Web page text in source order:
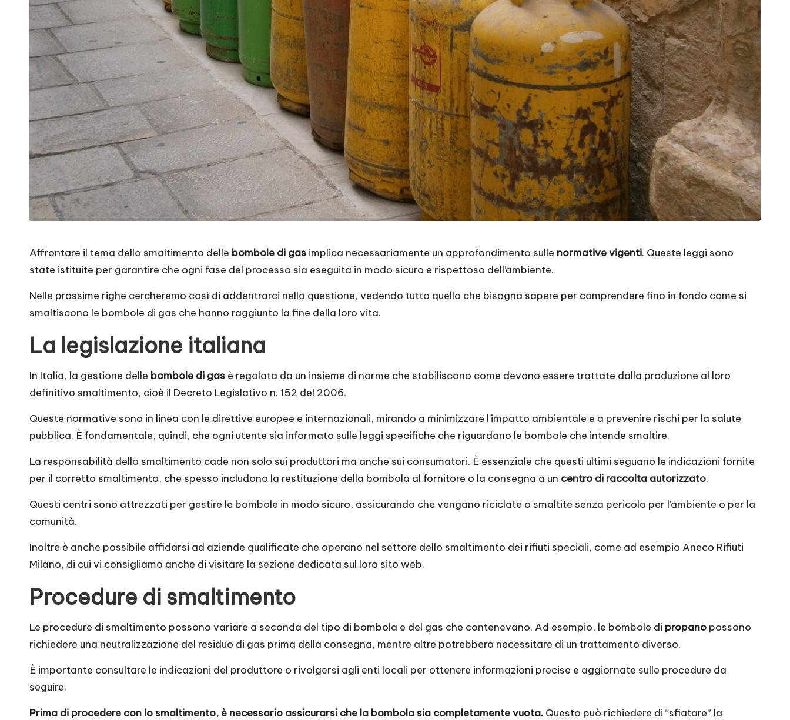
Affrontare il tema dello smaltimento delle bombole di gas implica necessariamente un approfondimento sulle normative vigenti. Queste leggi sono
state istituite per garantire che ogni fase del processo sia eseguita in modo sicuro e rispettoso dell’ambiente.
Nelle prossime righe cercheremo così di addentrarci nella questione, vedendo tutto quello che bisogna sapere per comprendere fino in fondo come si
smaltiscono le bombole di gas che hanno raggiunto la fine della loro vita.
La legislazione italiana
In Italia, la gestione delle bombole di gas è regolata da un insieme di norme che stabiliscono come devono essere trattate dalla produzione al loro
definitivo smaltimento, cioè il Decreto Legislativo n. 152 del 2006.
Queste normative sono in linea con le direttive europee e internazionali, mirando a minimizzare l’impatto ambientale e a prevenire rischi per la salute
pubblica. È fondamentale, quindi, che ogni utente sia informato sulle leggi specifiche che riguardano le bombole che intende smaltire.
La responsabilità dello smaltimento cade non solo sui produttori ma anche sui consumatori. È essenziale che questi ultimi seguano le indicazioni fornite
per il corretto smaltimento, che spesso includono la restituzione della bombola al fornitore o la consegna a un centro di raccolta autorizzato.
Questi centri sono attrezzati per gestire le bombole in modo sicuro, assicurando che vengano riciclate o smaltite senza pericolo per l’ambiente o per la
comunità.
Inoltre è anche possibile affidarsi ad aziende qualificate che operano nel settore dello smaltimento dei rifiuti speciali, come ad esempio Aneco Rifiuti
Milano, di cui vi consigliamo anche di visitare la sezione dedicata sul loro sito web.
Procedure di smaltimento
Le procedure di smaltimento possono variare a seconda del tipo di bombola e del gas che contenevano. Ad esempio, le bombole di propano possono
richiedere una neutralizzazione del residuo di gas prima della consegna, mentre altre potrebbero necessitare di un trattamento diverso.
È importante consultare le indicazioni del produttore o rivolgersi agli enti locali per ottenere informazioni precise e aggiornate sulle procedure da
seguire.
Prima di procedere con lo smaltimento, è necessario assicurarsi che la bombola sia completamente vuota. Questo può richiedere di “sfiatare” la